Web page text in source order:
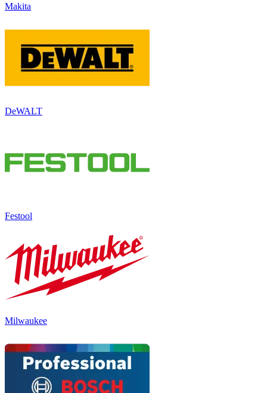
Makita
DeWALT
Festool
Milwaukee